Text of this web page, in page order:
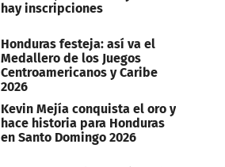
hay inscripciones
Honduras festeja: así va el
Medallero de los Juegos
Centroamericanos y Caribe
2026
Kevin Mejía conquista el oro y
hace historia para Honduras
en Santo Domingo 2026